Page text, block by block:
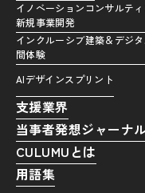
イノベーションコンサルテ
新規事業開発
インクルーシブ建築＆デジ
間体験
AIデザインスプリント
支援業界
当事者発想ジャーナ
CULUMUとは
用語集